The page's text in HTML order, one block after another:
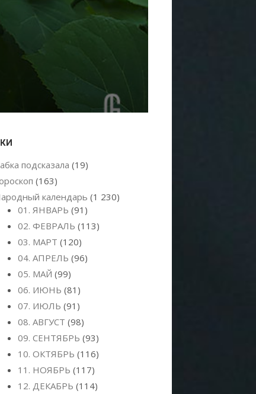
подсказала (19)
(163)
календарь (1 230)
01. ЯНВАРЬ (91)
02. ФЕВРАЛЬ (113)
03. МАРТ (120)
04. АПРЕЛЬ (96)
05. МАЙ (99)
06. ИЮНЬ (81)
07. ИЮЛЬ (91)
08. АВГУСТ (98)
09. СЕНТЯБРЬ (93)
10. ОКТЯБРЬ (116)
11. НОЯБРЬ (117)
12. ДЕКАБРЬ (114)